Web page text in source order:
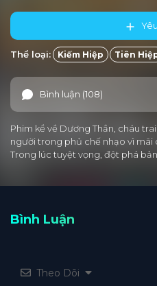
Thể loại: Kiếm Hiệp Tiên
Bình luận (108)
Phim kể về Dương Thần, cháu
người trong phủ chế nhạo vì mãi
Trong lúc tuyệt vọng, đột phá
Bình Luận
Theo Dõi